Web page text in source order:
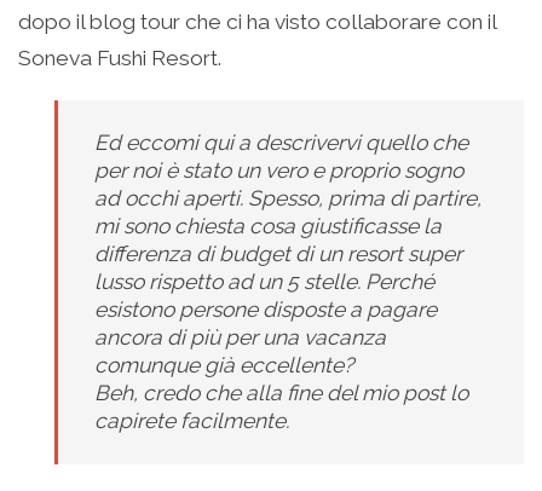
una
nuova
finestra)
in
una
nuova
finestra)
in
una
nuova
finestra)
in
una
nuova
finestra)
dopo il blog tour che ci ha visto collaborare con il
Soneva Fushi Resort.
Ed eccomi qui a descrivervi quello che
per noi è stato un vero e proprio sogno
ad occhi aperti. Spesso, prima di partire,
mi sono chiesta cosa giustificasse la
differenza di budget di un resort super
lusso rispetto ad un 5 stelle. Perché
esistono persone disposte a pagare
ancora di più per una vacanza
comunque già eccellente?
Beh, credo che alla fine del mio post lo
capirete facilmente.